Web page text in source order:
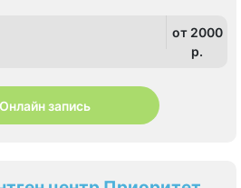
от 2000
p.
Онлайн запись